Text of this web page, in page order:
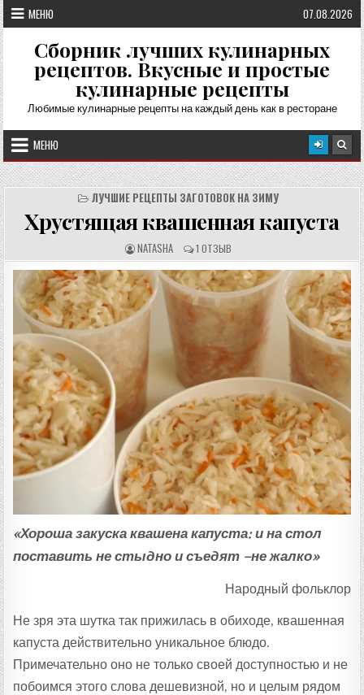
Перейти
к
содержимому
МЕНЮ 07.08.2026
Сборник лучших кулинарных
рецептов. Вкусные и простые
кулинарные рецепты
Любимые кулинарные рецепты на каждый день как в ресторане
МЕНЮ
ЛУЧШИЕ РЕЦЕПТЫ ЗАГОТОВОК НА ЗИМУ
Хрустящая квашенная капуста
А
В
Т
О
Р
Р
Е
Ц
Е
А
:
NATASHA О
Т
З
Ы
В
Ы
:
1 ОТЗЫВ
«Хороша закуска квашена капуста: и на стол
поставить не стыдно и съедят –не жалко»
Народный фольклор
Не зря эта шутка так прижилась в обиходе, квашенная
капуста действительно уникальное блюдо.
Примечательно оно не только своей доступностью и не
побоимся этого слова дешевизной, но и целым рядом